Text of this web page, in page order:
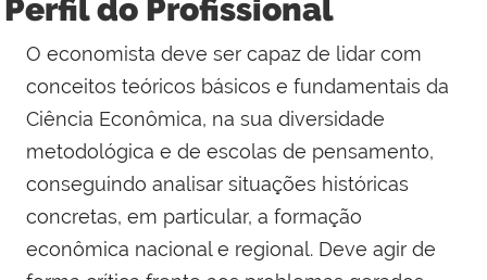
Perfil do Profissional
O economista deve ser capaz de lidar com
conceitos teóricos básicos e fundamentais da
Ciência Econômica, na sua diversidade
metodológica e de escolas de pensamento,
conseguindo analisar situações históricas
concretas, em particular, a formação
econômica nacional e regional. Deve agir de